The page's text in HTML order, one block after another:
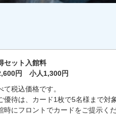
セット入館料
円 小人1,300円
税込価格です。
優待は、カード1枚で5名様まで対象
時にフロントでカードをご提示くだ